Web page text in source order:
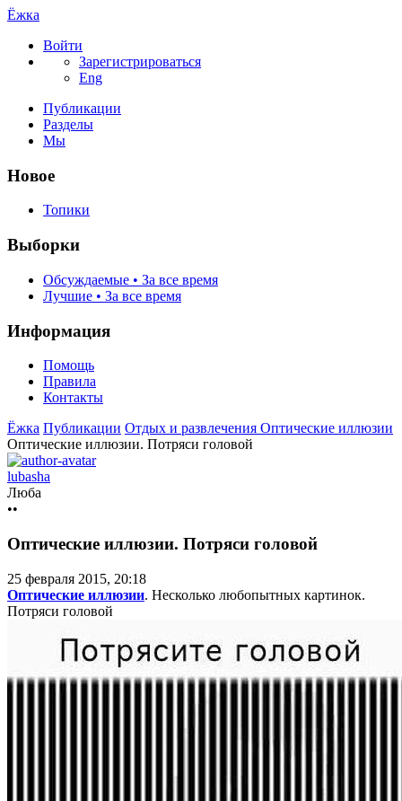
Ёжка
Войти
Зарегистрироваться
Eng
Публикации
Разделы
Мы
Новое
Топики
Выборки
Обсуждаемые • За все время
Лучшие • За все время
Информация
Помощь
Правила
Контакты
Ёжка Публикации Отдых и развлечения Оптические иллюзии
Оптические иллюзии. Потряси головой
lubasha
Люба
••
Оптические иллюзии. Потряси головой
25 февраля 2015, 20:18
Оптические иллюзии. Несколько любопытных картинок.
Потряси головой